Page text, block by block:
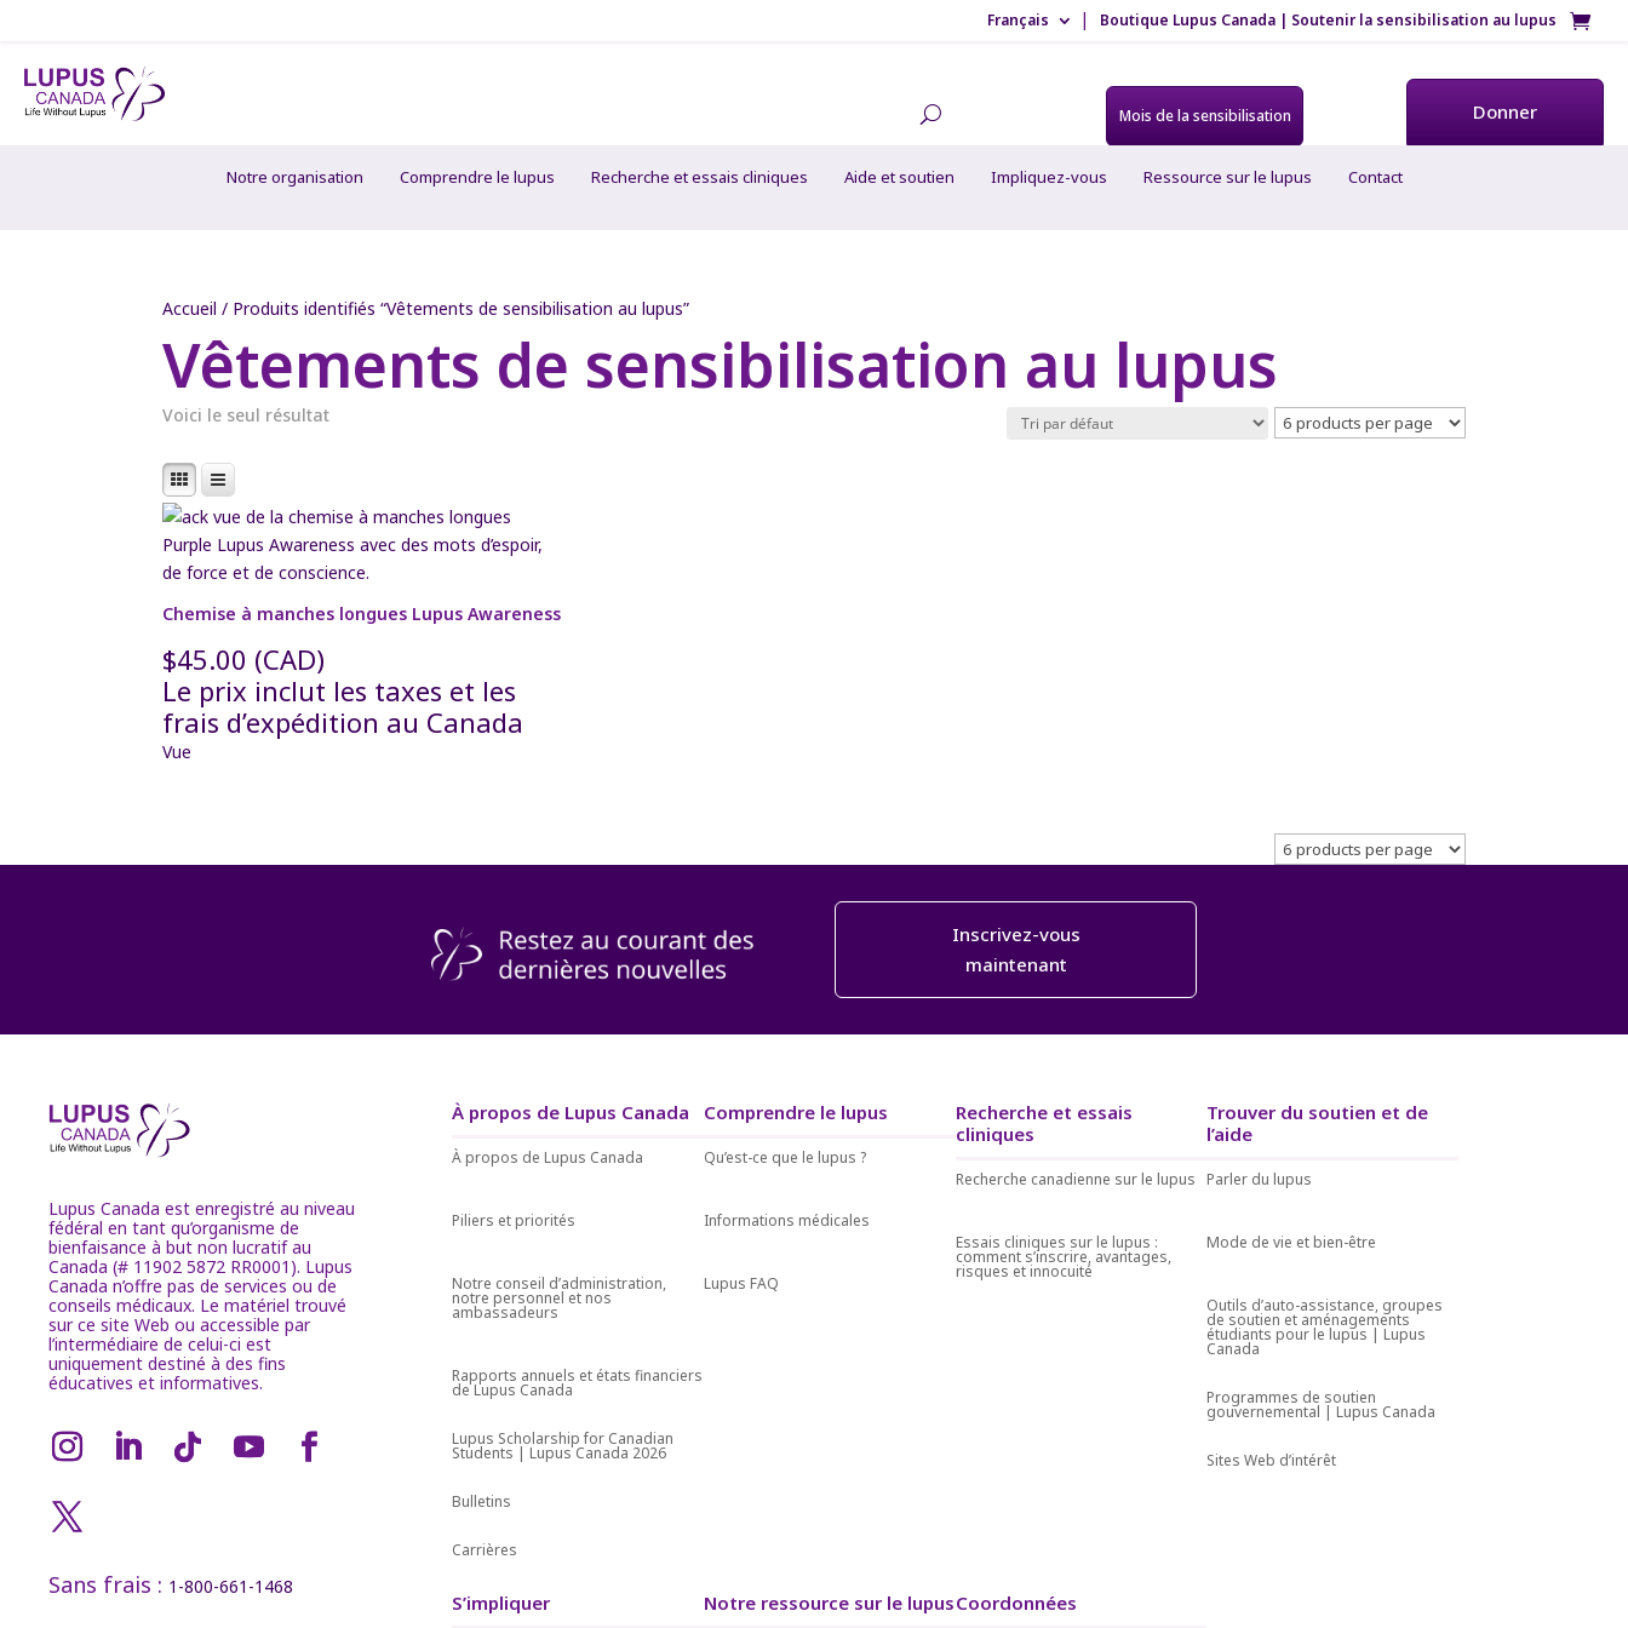
Français Boutique Lupus Canada | Soutenir la sensibilisation au lupus
Mois de la sensibilisation Donner
Notre organisation Comprendre le lupus Recherche et essais cliniques Aide et soutien Impliquez-vous Ressource sur le lupus Contact
Accueil / Produits identifiés “Vêtements de sensibilisation au lupus”
Vêtements de sensibilisation au lupus
Voici le seul résultat
Chemise à manches longues Lupus Awareness
$45.00 (CAD)
Le prix inclut les taxes et les
frais d’expédition au Canada
Vue
Inscrivez-vous
maintenant
Lupus Canada est enregistré au niveau
fédéral en tant qu’organisme de
bienfaisance à but non lucratif au
Canada (# 11902 5872 RR0001). Lupus
Canada n’offre pas de services ou de
conseils médicaux. Le matériel trouvé
sur ce site Web ou accessible par
l’intermédiaire de celui-ci est
uniquement destiné à des fins
éducatives et informatives.
Sans frais : 1-800-661-1468
À propos de Lupus Canada
À propos de Lupus Canada
Piliers et priorités
Notre conseil d’administration,
notre personnel et nos
ambassadeurs
Rapports annuels et états financiers
de Lupus Canada
Lupus Scholarship for Canadian
Students | Lupus Canada 2026
Bulletins
Carrières
Comprendre le lupus
Qu’est-ce que le lupus ?
Informations médicales
Lupus FAQ
Recherche et essais
cliniques
Recherche canadienne sur le lupus
Essais cliniques sur le lupus :
comment s’inscrire, avantages,
risques et innocuité
Trouver du soutien et de
l’aide
Parler du lupus
Mode de vie et bien-être
Outils d’auto-assistance, groupes
de soutien et aménagements
étudiants pour le lupus | Lupus
Canada
Programmes de soutien
gouvernemental | Lupus Canada
Sites Web d’intérêt
S’impliquer Notre ressource sur le lupusCoordonnées